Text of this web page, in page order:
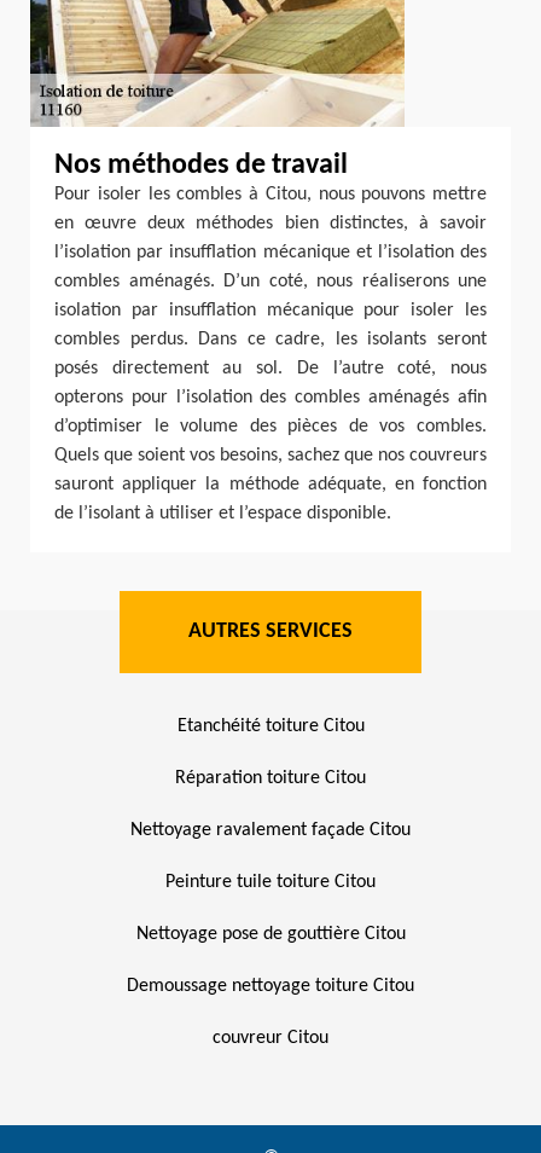
Nos méthodes de travail
Pour isoler les combles à Citou, nous pouvons mettre
en œuvre deux méthodes bien distinctes, à savoir
l’isolation par insufflation mécanique et l’isolation des
combles aménagés. D’un coté, nous réaliserons une
isolation par insufflation mécanique pour isoler les
combles perdus. Dans ce cadre, les isolants seront
posés directement au sol. De l’autre coté, nous
opterons pour l’isolation des combles aménagés afin
d’optimiser le volume des pièces de vos combles.
Quels que soient vos besoins, sachez que nos couvreurs
sauront appliquer la méthode adéquate, en fonction
de l’isolant à utiliser et l’espace disponible.
AUTRES SERVICES
Etanchéité toiture Citou
Réparation toiture Citou
Nettoyage ravalement façade Citou
Peinture tuile toiture Citou
Nettoyage pose de gouttière Citou
Demoussage nettoyage toiture Citou
couvreur Citou